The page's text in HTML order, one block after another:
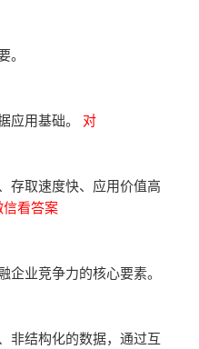
。
应用基础。 对
存取速度快、应用价值高
信看答案
企业竞争力的核心要素。
非结构化的数据，通过互